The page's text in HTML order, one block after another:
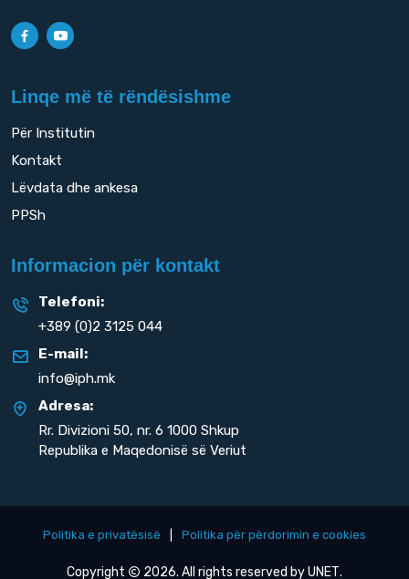
Linqe më të rëndësishme
Për Institutin
Kontakt
Lëvdata dhe ankesa
PPSh
Informacion për kontakt
Telefoni:
+389 (0)2 3125 044
E-mail:
info@iph.mk
Adresa:
Rr. Divizioni 50, nr. 6 1000 Shkup
Republika e Maqedonisë së Veriut
Politika e privatësisë Politika për përdorimin e cookies
Copyright 2026. All rights reserved byUNET.